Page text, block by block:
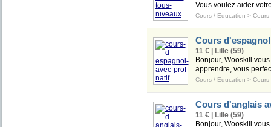
Vous voulez aider
Cours / Education > Cours
Cours
11 € | Lille (59)
Bonjour, Wooskill
apprendre, vous
Cours / Education > Cours
Cours d'anglais
11 € | Lille (59)
Bonjour, Wooskill